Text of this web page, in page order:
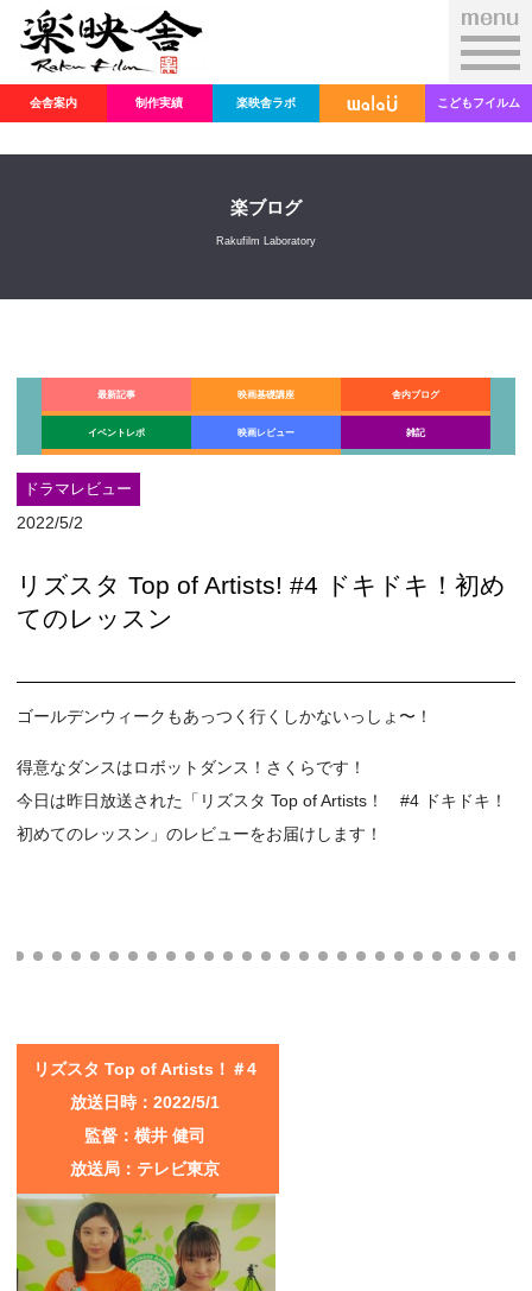
会舎案内 制作実績 楽映舎ラボ こどもフイルム
楽ブログ
Rakufilm Laboratory
最新記事 映画基礎講座 舎内ブログ
イベントレポ 映画レビュー 雑記
ドラマレビュー
2022/5/2
リズスタ Top of Artists! #4 ドキドキ！初め
てのレッスン
ゴールデンウィークもあっつく行くしかないっしょ〜！
得意なダンスはロボットダンス！さくらです！
今日は昨日放送された「リズスタ Top of Artists！ #4 ドキドキ！
初めてのレッスン」のレビューをお届けします！
リズスタ Top of Artists！＃4
放送日時：2022/5/1
監督：横井 健司
放送局：テレビ東京